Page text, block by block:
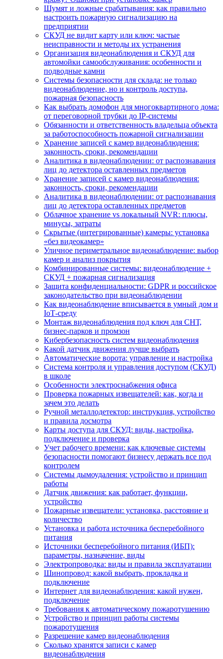
Шумят и ложные срабатывания: как правильно
настроить пожарную сигнализацию на
предприятии
СКУД не видит карту или ключ: частые
неисправности и методы их устранения
Организация видеонаблюдения и СКУД для
автомойки самообслуживания: особенности и
подводные камни
Системы безопасности для склада: не только
видеонаблюдение, но и контроль доступа,
пожарная безопасность
Как выбрать домофон для многоквартирного дома:
от переговорной трубки до IP-системы
Обязанности и ответственность владельца объекта
за работоспособность пожарной сигнализации
Хранение записей с камер видеонаблюдения:
законность, сроки, рекомендации
Аналитика в видеонаблюдении: от распознавания
лиц до детектора оставленных предметов
Хранение записей с камер видеонаблюдения:
законность, сроки, рекомендации
Аналитика в видеонаблюдении: от распознавания
лиц до детектора оставленных предметов
Облачное хранение vs локальный NVR: плюсы,
минусы, затраты
Скрытые (интегрированные) камеры: установка
«без видеокамер»
Уличное периметральное видеонаблюдение: выбор
камер и анализ покрытия
Комбинированные системы: видеонаблюдение +
СКУД + пожарная сигнализация
Защита конфиденциальности: GDPR и российское
законодательство при видеонаблюдении
Как видеонаблюдение вписывается в умный дом и
IoT‑среду
Монтаж видеонаблюдения под ключ для СНТ,
бизнес‑парков и промзон
Кибербезопасность систем видеонаблюдения
Какой датчик движения лучше выбрать
Автоматические ворота: управление и настройка
Система контроля и управления доступом (СКУД)
в школе
Особенности электроснабжения офиса
Проверка пожарных извещателей: как, когда и
зачем это делать
Ручной металлодетектор: инструкция, устройство
и правила досмотра
Карты доступа для СКУД: виды, настройка,
подключение и проверка
Учет рабочего времени: как ключевые системы
безопасности помогают бизнесу держать все под
контролем
Системы дымоудаления: устройство и принцип
работы
Датчик движения: как работает, функции,
устройство
Пожарные извещатели: установка, расстояние и
количество
Установка и работа источника бесперебойного
питания
Источники бесперебойного питания (ИБП):
параметры, назначение, виды
Электропроводка: виды и правила эксплуатации
Шинопровод: какой выбрать, прокладка и
подключение
Интернет для видеонаблюдения: какой нужен,
подключение
Требования к автоматическому пожаротушению
Устройство и принцип работы системы
пожаротушения
Разрешение камер видеонаблюдения
Сколько хранятся записи с камер
видеонаблюдения